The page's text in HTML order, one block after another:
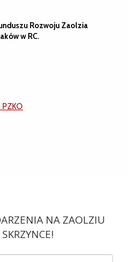
Rozwoju Zaolzia
w RC.
NA ZAOLZIU